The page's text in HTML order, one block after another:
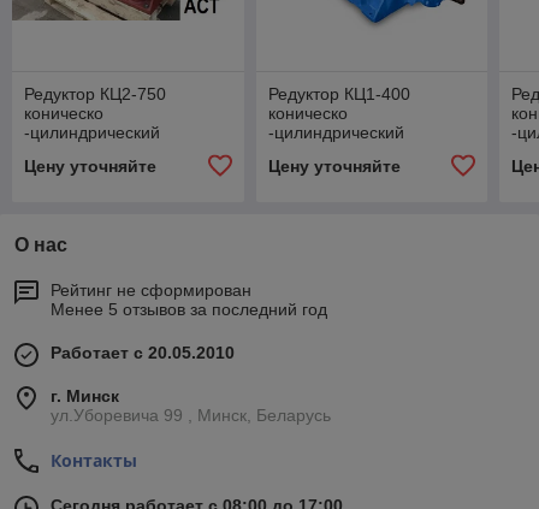
Редуктор КЦ2-750
коническо
-цилиндрический
горизонтальный
Цену уточняйте
Редуктор КЦ1-400
коническо
-цилиндрический
горизонтальный
Цену уточняйте
-
О нас
Рейтинг не сформирован
Менее 5 отзывов за последний год
Работает с 20.05.2010
г. Минск
ул.Уборевича 99 , Минск, Беларусь
Контакты